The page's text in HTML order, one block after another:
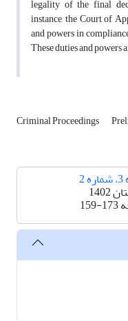
legality of the final
instance, the Court of
and powers in
These duties and
Criminal Proceedings
2
159-173